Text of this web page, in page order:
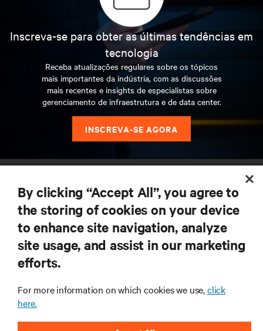
Inscreva-se para obter as últimas tendências em
tecnologia
Receba atualizações regulares sobre os tópicos
mais importantes da indústria, com as discussões
mais recentes e insights de especialistas sobre
gerenciamento de infraestrutura e de data center.
INSCREVA-SE AGORA
SUPORTE
CORPORATIVO
By clicking “Accept All”, you agree to
the storing of cookies on your device
to enhance site navigation, analyze
site usage, and assist in our marketing
efforts.
For more information on which cookies we use,click
here.